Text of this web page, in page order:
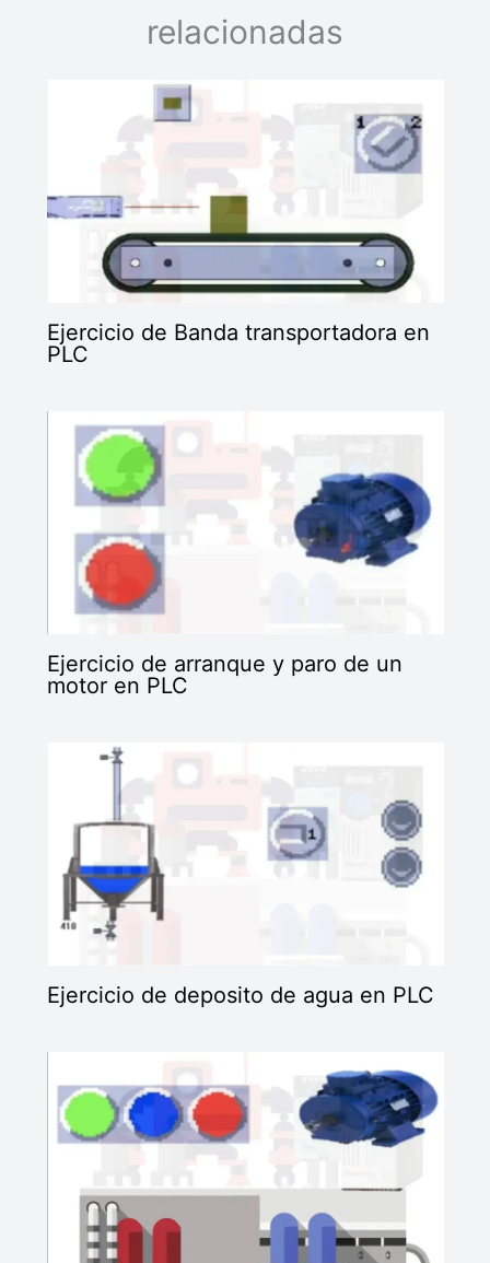
relacionadas
Ejercicio de Banda transportadora en
PLC
Ejercicio de arranque y paro de un
motor en PLC
Ejercicio de deposito de agua en PLC